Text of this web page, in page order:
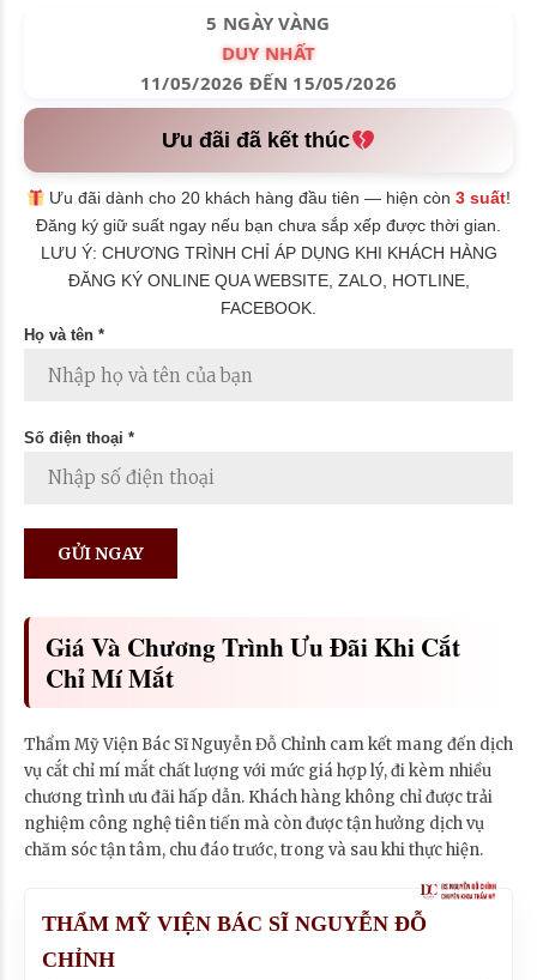
5 NGÀY VÀNG
DUY NHẤT
11/05/2026 ĐẾN 15/05/2026
Ưu đãi đã kết thúc
Ưu đãi dành cho 20 khách hàng đầu tiên — hiện còn3 suất!
Đăng ký giữ suất ngay nếu bạn chưa sắp xếp được thời gian.
LƯU Ý: CHƯƠNG TRÌNH CHỈ ÁP DỤNG KHI KHÁCH HÀNG
ĐĂNG KÝ ONLINE QUA WEBSITE, ZALO, HOTLINE,
FACEBOOK.
Họ và tên *
Số điện thoại *
Giá Và Chương Trình Ưu Đãi Khi Cắt
Chỉ Mí Mắt
Thẩm Mỹ Viện Bác Sĩ Nguyễn Đỗ Chỉnh cam kết mang đến dịch
vụ cắt chỉ mí mắt chất lượng với mức giá hợp lý, đi kèm nhiều
chương trình ưu đãi hấp dẫn. Khách hàng không chỉ được trải
nghiệm công nghệ tiên tiến mà còn được tận hưởng dịch vụ
chăm sóc tận tâm, chu đáo trước, trong và sau khi thực hiện.
THẨM MỸ VIỆN BÁC SĨ NGUYỄN ĐỖ
CHỈNH